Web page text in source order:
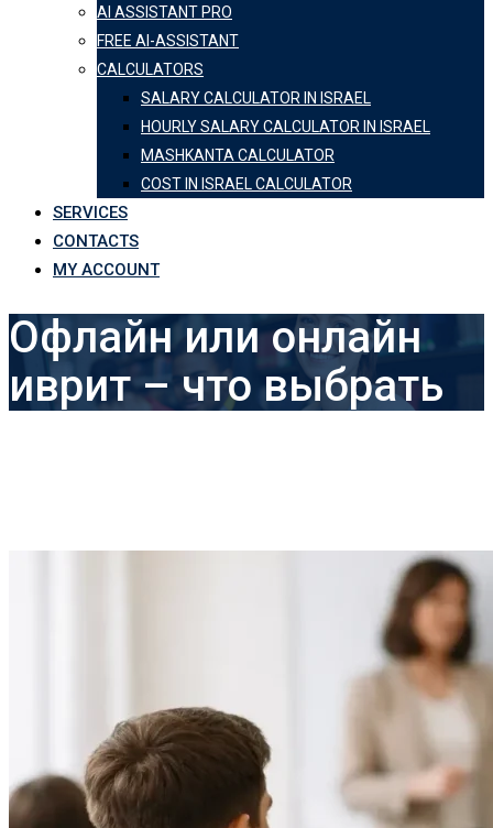
AI ASSISTANT PRO
FREE AI-ASSISTANT
CALCULATORS
SALARY CALCULATOR IN ISRAEL
HOURLY SALARY CALCULATOR IN ISRAEL
MASHKANTA CALCULATOR
COST IN ISRAEL CALCULATOR
SERVICES
CONTACTS
MY ACCOUNT
Офлайн или онлайн
иврит – что выбрать